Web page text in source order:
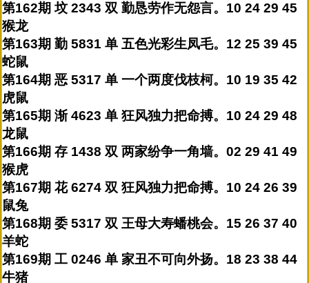
第162期 坟 2343 双 勤恳劳作无怨言。10 24 29 45
猴龙
第163期 勤 5831 单 五色光彩生凤毛。12 25 39 45
蛇鼠
第164期 恶 5317 单 一个两度伐枝柯。10 19 35 42
虎鼠
第165期 渐 4623 单 狂风独力把命搏。10 24 29 48
龙鼠
第166期 存 1438 双 两家纷争一角墙。02 29 41 49
猴虎
第167期 花 6274 双 狂风独力把命搏。10 24 26 39
鼠兔
第168期 委 5317 双 王母大寿蟠桃会。15 26 37 40
羊蛇
第169期 工 0246 单 家丑不可向外扬。18 23 38 44
牛猪